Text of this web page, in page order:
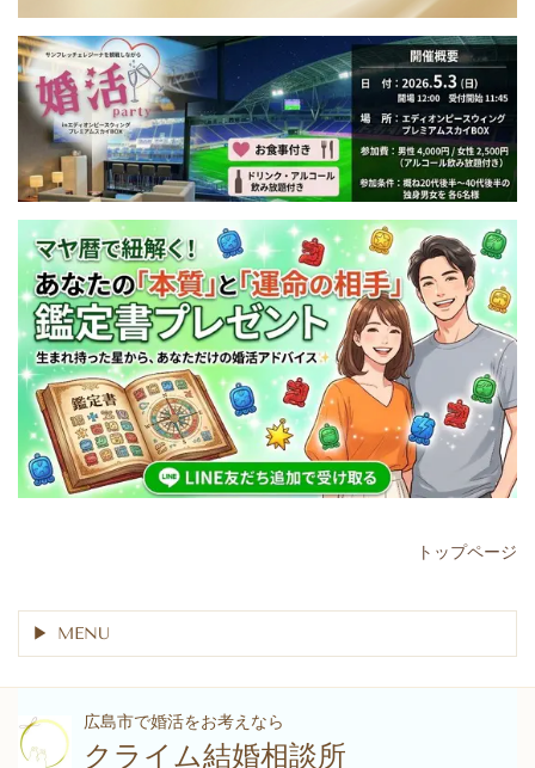
トップページ
MENU
広島市で婚活をお考えなら
クライム結婚相談所